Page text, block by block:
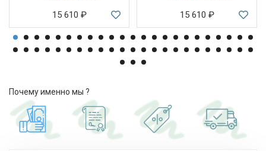
15 610 ₽ 15 610 ₽
Почему именно мы ?